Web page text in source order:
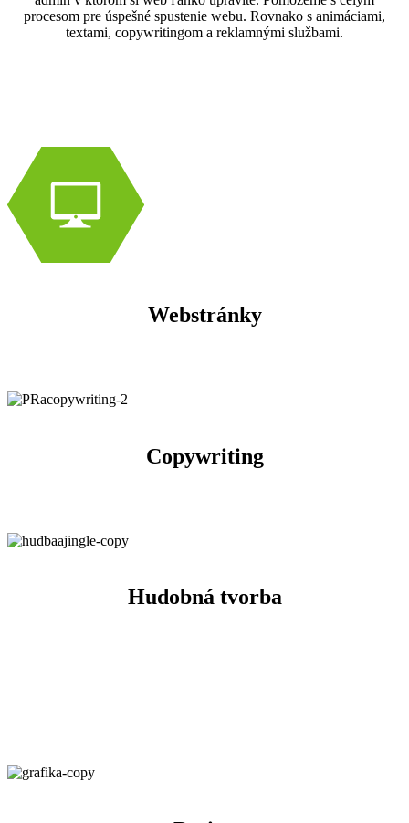
procesom pre úspešné spustenie webu. Rovnako s animáciami,
textami, copywritingom a reklamnými službami.
Webstránky
Copywriting
Hudobná tvorba